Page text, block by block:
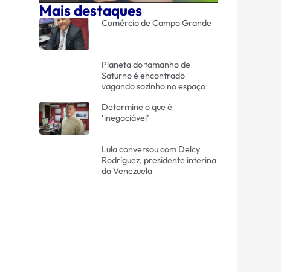
Mais destaques
Comércio de Campo Grande
Planeta do tamanho de
Saturno é encontrado
vagando sozinho no espaço
Determine o que é
‘inegociável’
Lula conversou com Delcy
Rodríguez, presidente interina
da Venezuela